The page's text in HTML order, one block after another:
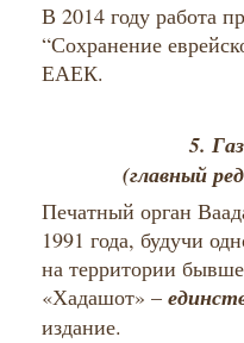
В 2014 году работа
“Сохранение
ЕАЕК.
5.
(главный
Печатный орган
1991 года, будучи
на территории
«Хадашот» –
издание.